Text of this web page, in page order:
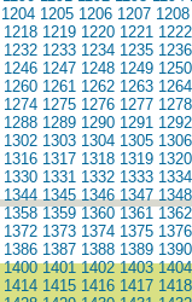
1204 1205 1206 1207 1208
1218 1219 1220 1221 1222
1232 1233 1234 1235 1236
1246 1247 1248 1249 1250
1260 1261 1262 1263 1264
1274 1275 1276 1277 1278
1288 1289 1290 1291 1292
1302 1303 1304 1305 1306
1316 1317 1318 1319 1320
1330 1331 1332 1333 1334
1344 1345 1346 1347 1348
1358 1359 1360 1361 1362
1372 1373 1374 1375 1376
1386 1387 1388 1389 1390
1400 1401 1402 1403 1404
1414 1415 1416 1417 1418